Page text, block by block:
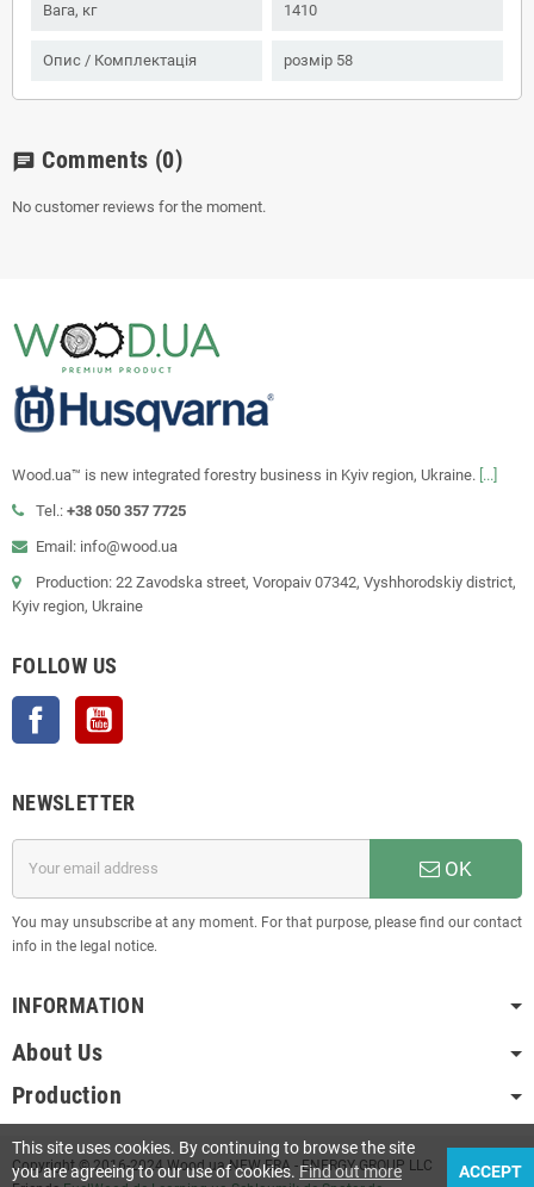
Вага, кг 1410
Опис / Комплектація розмір 58
chat Comments (0)
No customer reviews for the moment.
Wood.ua™ is new integrated forestry business in Kyiv region, Ukraine. [...]
Tel.: +38 050 357 7725
Email: info@wood.ua
Production: 22 Zavodska street, Voropaiv 07342, Vyshhorodskiy district,
Kyiv region, Ukraine
FOLLOW US
Facebook
NEWSLETTER
OK
You may unsubscribe at any moment. For that purpose, please find our contact
info in the legal notice.
INFORMATION
About Us
Production
Copyright © 2016-2024 Wood.ua NEW ERA - ENERGY GROUP LLC
This site uses cookies. By continuing to browse the site
you are agreeing to our use of cookies.Find out more
ACCEPT